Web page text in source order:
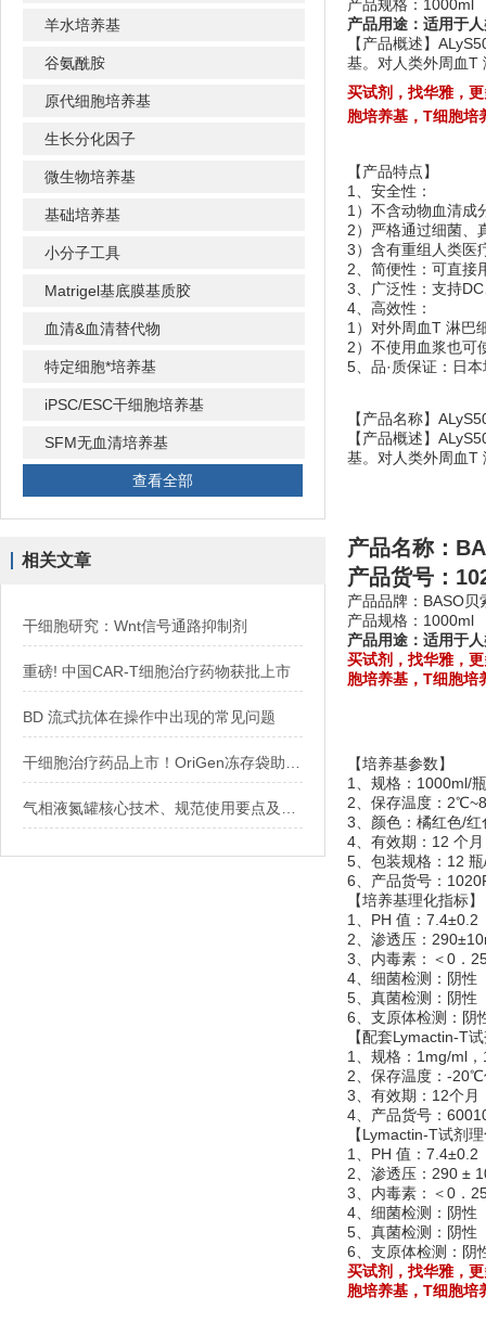
羊水培养基
谷氨酰胺
原代细胞培养基
生长分化因子
微生物培养基
基础培养基
小分子工具
Matrigel基底膜基质胶
血清&血清替代物
特定细胞*培养基
iPSC/ESC干细胞培养基
SFM无血清培养基
查看全部
相关文章
干细胞研究：Wnt信号通路抑制剂
重磅! 中国CAR-T细胞治疗药物获批上市
BD 流式抗体在操作中出现的常见问题
产品规格：1000ml
产品用途：适用于
【产品概述】
基。对人类外周血T
买试剂，找华雅，
胞培养基，T细胞培
【产品特点】
1、安全性：
1）不含动物血清成
2）严格通过细菌、
3）含有重组人类医
2、简便性：可直接
3、广泛性：支持
4、高效性：
1）对外周血T 淋巴
2）不使用血浆也可
5、 品·质保证：日
【产品名称】
【产品概述】
基。对人类外周血T
产品名称：
产品货号：
产品品牌：BASO贝
产品规格：1000ml
产品用途：适用于
买试剂，找华雅，
胞培养基，T细胞培
【培养基参数】
1、规格：1000ml/瓶
2、保存温度：
3、颜色：橘红色/红
4、有效期：12 个月
5、包装规格：12
6、产品货号：
【培养基理化指标】
1、PH 值：7.4±0.2
2、渗透压：
3、内毒素：＜0．
4、细菌检测：阴性
5、真菌检测：阴性
6、支原体检测：阴
【配套Lymactin-T
1、规格：1mg/ml
2、保存温度：-20℃
3、有效期：12个月
4、产品货号：
【Lymactin-T试剂
1、PH 值：7.4±0.2
2、渗透压：290 ±
3、内毒素：＜0．
4、细菌检测：阴性
5、真菌检测：阴性
6、支原体检测：阴
买试剂，找华雅，
胞培养基，T细胞培